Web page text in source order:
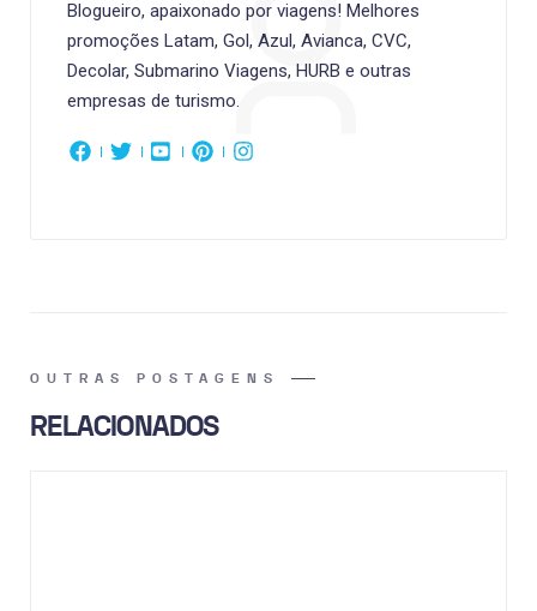
Blogueiro, apaixonado por viagens! Melhores
promoções Latam, Gol, Azul, Avianca, CVC,
Decolar, Submarino Viagens, HURB e outras
empresas de turismo.
OUTRAS POSTAGENS
RELACIONADOS